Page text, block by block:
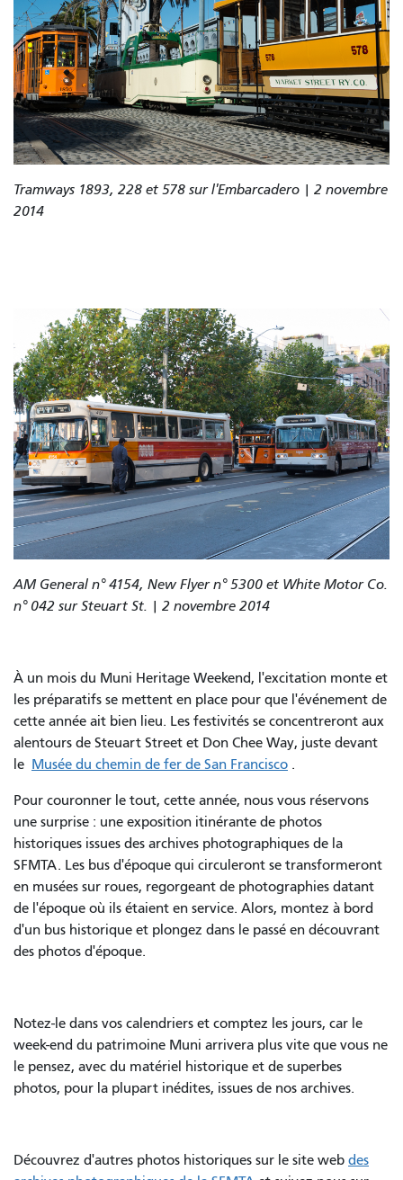
Tramways 1893, 228 et 578 sur l'Embarcadero | 2 novembre
2014
AM General n° 4154, New Flyer n° 5300 et White Motor Co.
n° 042 sur Steuart St. | 2 novembre 2014
À un mois du Muni Heritage Weekend, l'excitation monte et
les préparatifs se mettent en place pour que l'événement de
cette année ait bien lieu. Les festivités se concentreront aux
alentours de Steuart Street et Don Chee Way, juste devant
le Musée du chemin de fer de San Francisco .
Pour couronner le tout, cette année, nous vous réservons
une surprise : une exposition itinérante de photos
historiques issues des archives photographiques de la
SFMTA. Les bus d'époque qui circuleront se transformeront
en musées sur roues, regorgeant de photographies datant
de l'époque où ils étaient en service. Alors, montez à bord
d'un bus historique et plongez dans le passé en découvrant
des photos d'époque.
Notez-le dans vos calendriers et comptez les jours, car le
week-end du patrimoine Muni arrivera plus vite que vous ne
le pensez, avec du matériel historique et de superbes
photos, pour la plupart inédites, issues de nos archives.
Découvrez d'autres photos historiques sur le site web des